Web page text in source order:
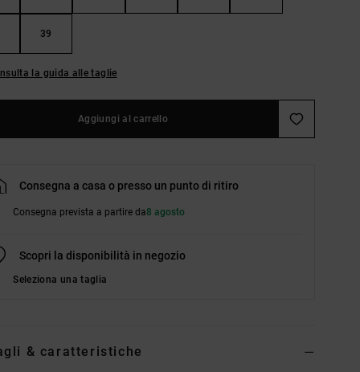
39
la guida alle taglie
Aggiungi al carrello
Consegna a casa o presso un punto di ritiro
Consegna prevista a partire da8 agosto
Scopri la disponibilità in negozio
Seleziona una taglia
& caratteristiche